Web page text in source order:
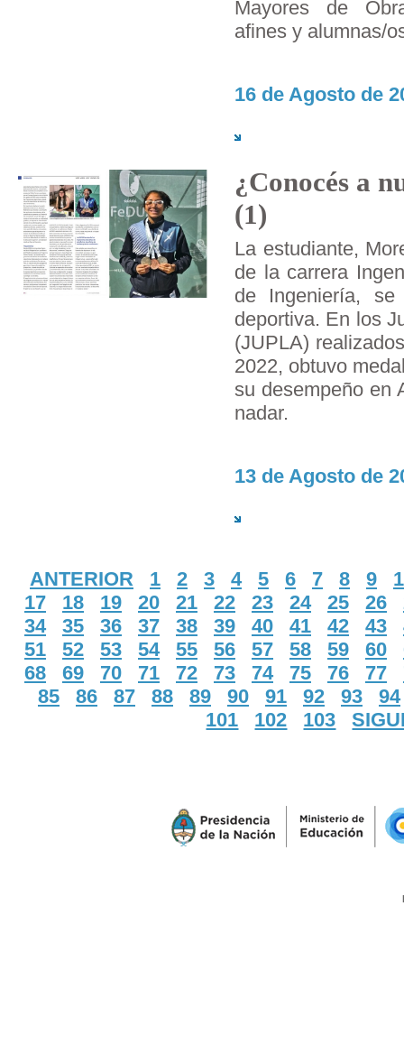
Mayores de
afines y alumnas/
16 de Agosto de
¿Conocés a
(1)
La estudiante,
de la carrera
de Ingeniería,
deportiva. En los
(JUPLA)
2022, obtuvo
su desempeño en
nadar.
13 de Agosto de
ANTERIOR 1 2 3 4 5 6 7 8 9
17
18 19 20 21 22 23 24 25 26
34
35 36 37 38 39 40 41 42 43
51
52 53 54 55 56 57 58 59 60
68
69 70 71 72 73 74 75 76 77
85
86 87 88 89 90 91 92 93
94
101
102 103